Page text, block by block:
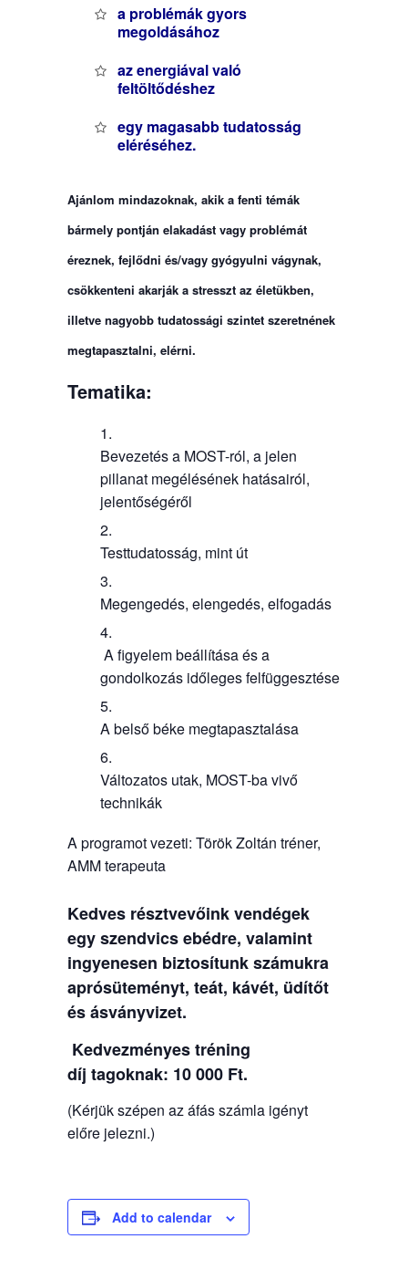
a problémák gyors
megoldásához
az energiával való
feltöltődéshez
egy magasabb tudatosság
eléréséhez.
Ajánlom mindazoknak, akik a fenti témák
bármely pontján elakadást vagy problémát
éreznek, fejlődni és/vagy gyógyulni vágynak,
csökkenteni akarják a stresszt az életükben,
illetve nagyobb tudatossági szintet szeretnének
megtapasztalni, elérni.
Tematika:
Bevezetés a MOST-ról, a jelen
pillanat megélésének hatásairól,
jelentőségéről
Testtudatosság, mint út
Megengedés, elengedés, elfogadás
A figyelem beállítása és a
gondolkozás időleges felfüggesztése
A belső béke megtapasztalása
Változatos utak, MOST-ba vivő
technikák
A programot vezeti: Török Zoltán tréner,
AMM terapeuta
Kedves résztvevőink vendégek
egy szendvics ebédre, valamint
ingyenesen biztosítunk számukra
aprósüteményt, teát, kávét, üdítőt
és ásványvizet.
Kedvezményes tréning
díj tagoknak: 10 000 Ft.
(Kérjük szépen az áfás számla igényt
előre jelezni.)
Add to calendar